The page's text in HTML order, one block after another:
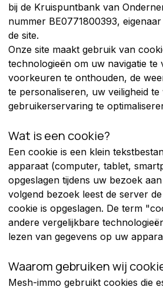
bij de Kruispuntbank van
nummer BE0771800393,
de site.
Onze site maakt gebruik van
technologieën om uw navigatie te
voorkeuren te onthouden, de
te personaliseren, uw veiligheid
gebruikerservaring te
Wat is een cookie?
Een cookie is een klein
apparaat (computer, tablet,
opgeslagen tijdens uw bezoek
volgend bezoek leest de server
cookie is opgeslagen. De term
andere vergelijkbare
lezen van gegevens op uw
Waarom gebruiken wij
Mesh-immo gebruikt cookies die